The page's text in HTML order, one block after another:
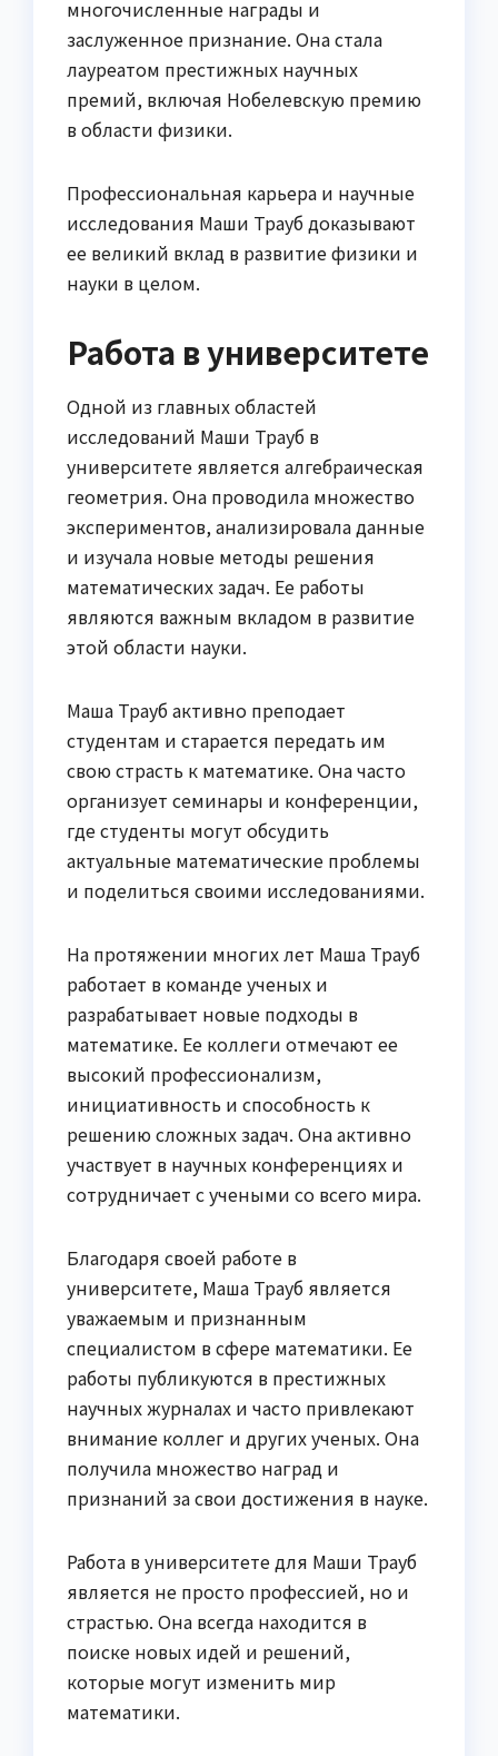
многочисленные награды и
заслуженное признание. Она стала
лауреатом престижных научных
премий, включая Нобелевскую премию
в области физики.
Профессиональная карьера и научные
исследования Маши Трауб доказывают
ее великий вклад в развитие физики и
науки в целом.
Работа в университете
Одной из главных областей
исследований Маши Трауб в
университете является алгебраическая
геометрия. Она проводила множество
экспериментов, анализировала данные
и изучала новые методы решения
математических задач. Ее работы
являются важным вкладом в развитие
этой области науки.
Маша Трауб активно преподает
студентам и старается передать им
свою страсть к математике. Она часто
организует семинары и конференции,
где студенты могут обсудить
актуальные математические проблемы
и поделиться своими исследованиями.
На протяжении многих лет Маша Трауб
работает в команде ученых и
разрабатывает новые подходы в
математике. Ее коллеги отмечают ее
высокий профессионализм,
инициативность и способность к
решению сложных задач. Она активно
участвует в научных конференциях и
сотрудничает с учеными со всего мира.
Благодаря своей работе в
университете, Маша Трауб является
уважаемым и признанным
специалистом в сфере математики. Ее
работы публикуются в престижных
научных журналах и часто привлекают
внимание коллег и других ученых. Она
получила множество наград и
признаний за свои достижения в науке.
Работа в университете для Маши Трауб
является не просто профессией, но и
страстью. Она всегда находится в
поиске новых идей и решений,
которые могут изменить мир
математики.